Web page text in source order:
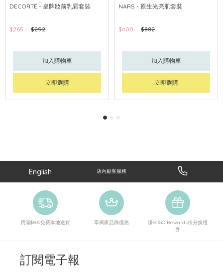
網購店取 可中國內地配送
DECORTÉ - 皇牌妝前乳霜套裝
$265 $292
加入購物車
立即選購
網購店取 可中國內地配送
NARS - 原生光亮肌套裝
$400 $882
加入購物車
立即選購
English 店內顧客服務
買滿$600免費本地送貨 享獨家品牌優惠
賺SOGO Rewards積分換禮
券
訂閱電子報